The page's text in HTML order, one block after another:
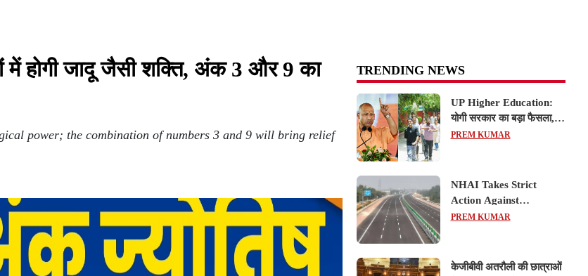
होगी जादू जैसी शक्ति, अंक 3 और 9 का
power; the combination of numbers 3 and 9 will bring relief
TRENDING NEWS
UP Higher Education:
योगी सरकार का बड़ा फैसला,
यूपी में 3 नए प्राइवेट
PREM KUMAR
NHAI Takes Strict
Action Against
Concessionaire,
Expressway Issues
PREM KUMAR
केजीबीवी अतरौली की छात्राओं